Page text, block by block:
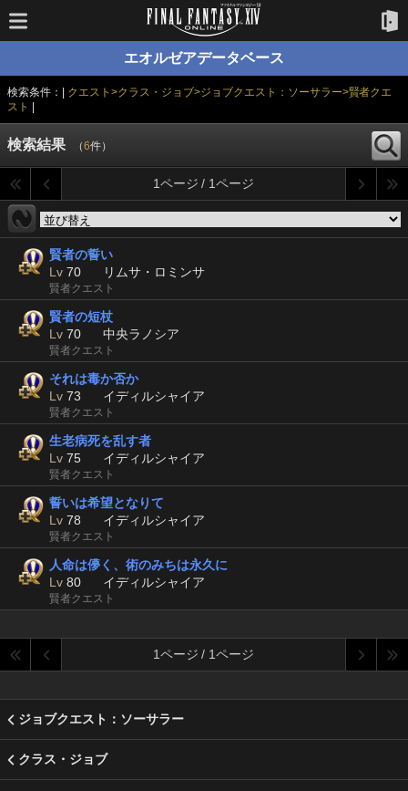
エオルゼアデータベース
検索条件：| クエスト>クラス・ジョブ>ジョブクエスト：ソーサラー>賢者クエ
スト
検索結果 （6件）
1ページ / 1ページ
賢者の誓い
Lv 70 リムサ・ロミンサ
賢者クエスト
賢者の短杖
Lv 70 中央ラノシア
賢者クエスト
それは毒か否か
Lv 73 イディルシャイア
賢者クエスト
生老病死を乱す者
Lv 75 イディルシャイア
賢者クエスト
誓いは希望となりて
Lv 78 イディルシャイア
賢者クエスト
人命は儚く、術のみちは永久に
Lv 80 イディルシャイア
賢者クエスト
1ページ / 1ページ
ジョブクエスト：ソーサラー
クラス・ジョブ